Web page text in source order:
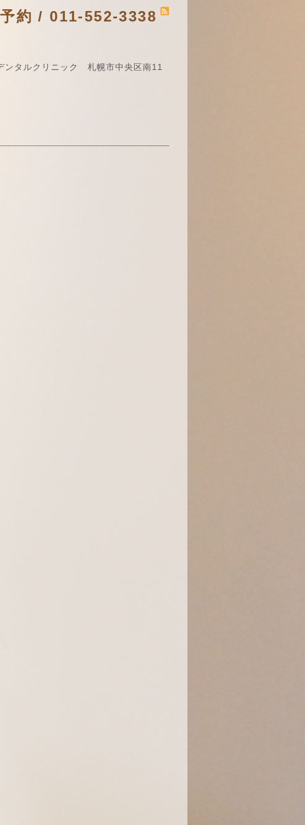
約 / 011-552-3338
ンタルクリニック 札幌市中央区南11